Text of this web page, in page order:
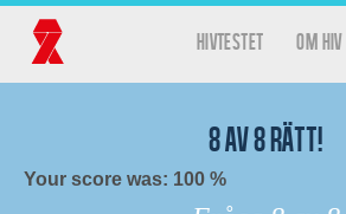
Huvudmeny
hivtestet Om HIV
8av8rätt!
Your score was: 100 %